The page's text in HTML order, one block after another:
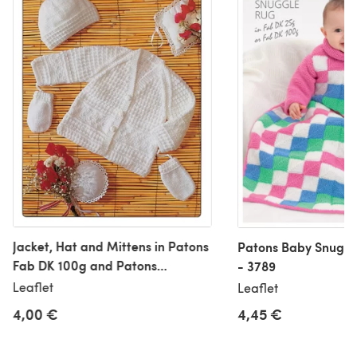
Jacket, Hat and Mittens in Patons
Fab DK 100g and Patons
Fairytale Soft DK - 2989
Leaflet
4,00 €
Patons Baby
- 3789
Leaflet
4,45 €